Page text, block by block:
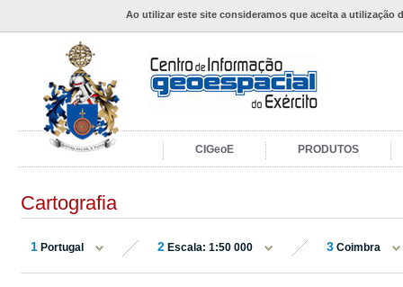
Ao utilizar este site consideramos que aceita a utilização
CIGeoE PRODUTOS
Cartografia
1 Portugal 2 Escala: 1:50 000 3 Coimbra